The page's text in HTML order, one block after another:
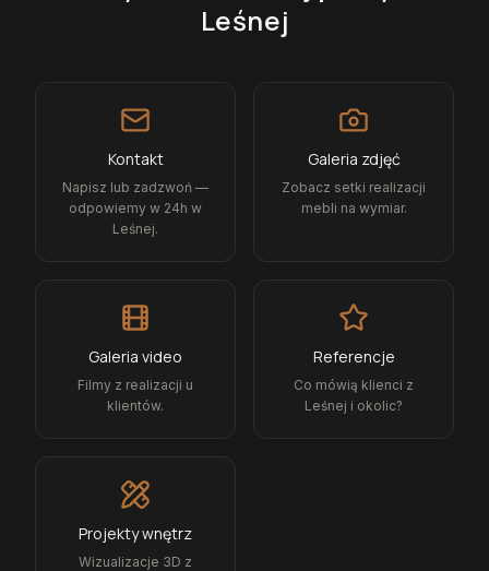
Leśnej
Kontakt
Napisz lub zadzwoń —
odpowiemy w 24h w
Leśnej.
Galeria zdjęć
Zobacz setki realizacji
mebli na wymiar.
Galeria video
Filmy z realizacji u
klientów.
Referencje
Co mówią klienci z
Leśnej i okolic?
Projekty wnętrz
Wizualizacje 3D z